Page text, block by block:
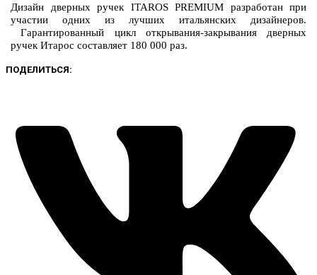
Дизайн дверных ручек ITAROS PREMIUM разработан при
участии одних из лучших итальянских дизайнеров.
Гарантированный цикл открывания-закрывания дверных
ручек Итарос составляет 180 000 раз.
ПОДЕЛИТЬСЯ: